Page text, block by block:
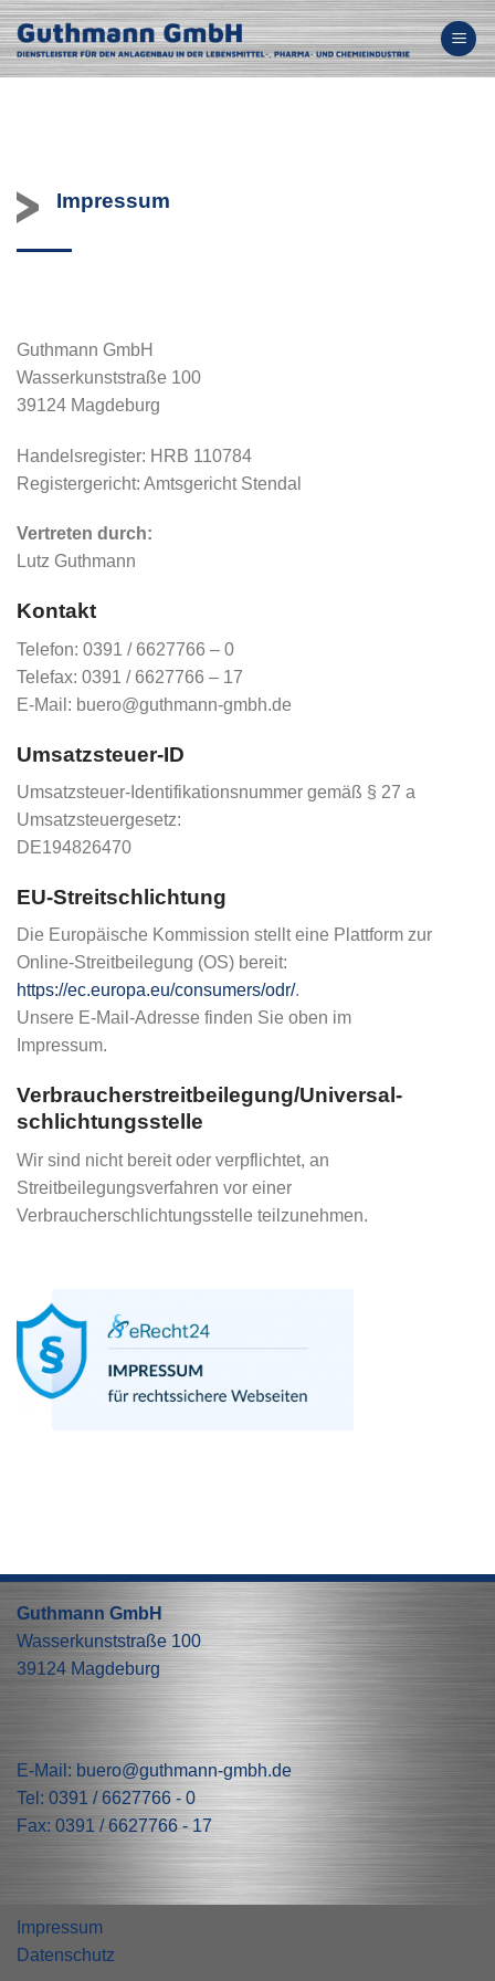
Zum
Inhalt
springen
Impressum
Guthmann GmbH
Wasserkunststraße 100
39124 Magdeburg
Handelsregister: HRB 110784
Registergericht: Amtsgericht Stendal
Vertreten durch:
Lutz Guthmann
Kontakt
Telefon: 0391 / 6627766 – 0
Telefax: 0391 / 6627766 – 17
E-Mail: buero@guthmann-gmbh.de
Umsatzsteuer-ID
Umsatzsteuer-Identifikationsnummer gemäß § 27 a
Umsatzsteuergesetz:
DE194826470
EU-Streitschlichtung
Die Europäische Kommission stellt eine Plattform zur
Online-Streitbeilegung (OS) bereit:
https://ec.europa.eu/consumers/odr/.
Unsere E-Mail-Adresse finden Sie oben im
Impressum.
Verbraucher­streit­beilegung/Universal­
schlichtungs­stelle
Wir sind nicht bereit oder verpflichtet, an
Streitbeilegungsverfahren vor einer
Verbraucherschlichtungsstelle teilzunehmen.
Guthmann GmbH
Wasserkunststraße 100
39124 Magdeburg
E-Mail: buero@guthmann-gmbh.de
Tel: 0391 / 6627766 - 0
Fax: 0391 / 6627766 - 17
Impressum
Datenschutz